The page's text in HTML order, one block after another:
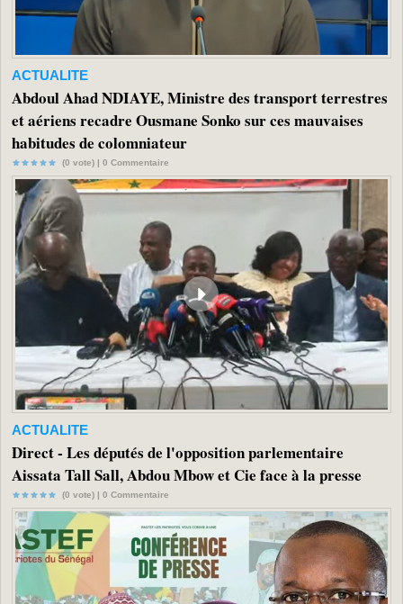
ACTUALITE
Abdoul Ahad NDIAYE, Ministre des transport terrestres
et aériens recadre Ousmane Sonko sur ces mauvaises
habitudes de colomniateur
(0 vote) | 0 Commentaire
ACTUALITE
Direct - Les députés de l'opposition parlementaire
Aissata Tall Sall, Abdou Mbow et Cie face à la presse
(0 vote) | 0 Commentaire